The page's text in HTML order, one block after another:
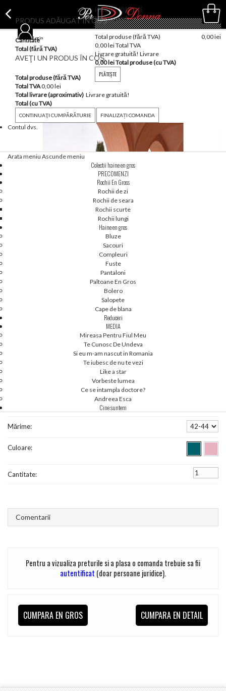
(gol)
PRODUSE ADAUGATE
Nici un produs
Total produse (fără TVA)
0,00 lei
0,00 leiTotal TVA
Livrare gratuită! Livrare
0,00 leiTotal produse (cu TVA)
PLĂTEŞTE
PRODUS ADĂUGAT ÎN COȘ
Cantitate
Total (fără TVA)
AVEŢI UN PRODUS ÎN COŞ.
Total produse (fără TVA)
Total TVA0,00 lei
Total livrare (aproximativ) Livrare gratuită!
Total (cu TVA)
CONTINUAŢI CUMPĂRĂTURIE FINALIZAȚI COMANDA
Contul dvs.
Login
Arata meniu Ascunde meniu
Colectii haine en gros
PRECOMENZI
Rochii En Gross
Rochii de zi
Rochii de seara
Rochii scurte
Rochii lungi
Haine en gros
Bluze
Sacouri
Compleuri
Fuste
Pantaloni
Paltoane En Gros
Bolero
Salopete
Cape de blana
Reduceri
MEDIA
Mireasa Pentru Fiul Meu
Te Cunosc De Undeva
Si eu m-am nascut in Romania
Te iubesc de nu te vezi
Like a star
Vorbeste lumea
Ce se intampla doctore?
Andreea Esca
Cine suntem
1 2 3 4
[42-44] IN STOC - ROCHII EN GROSS - PRINCESS
M61060X
Comentarii
Mărime:
Culoare:
Cantitate:
Pentru a vizualiza preturile si a plasa o comanda trebuie sa fii
autentificat (doar persoane juridice).
CUMPARA EN GROS CUMPARA EN DETAIL